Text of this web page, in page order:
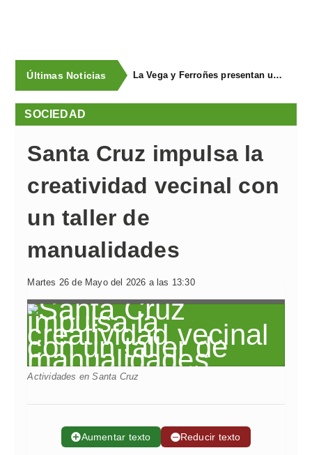
Últimas Noticias La Vega y Ferroñes presentan una completa programación para sus fiestas
SOCIEDAD
Santa Cruz impulsa la
creatividad vecinal con
un taller de
manualidades
Martes 26 de Mayo del 2026 a las 13:30
Actividades en Santa Cruz
➕Aumentar texto ➖Reducir texto